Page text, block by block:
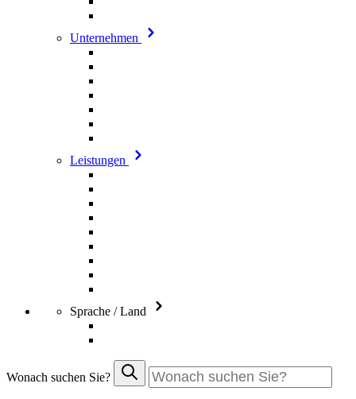
Unternehmen
Leistungen
Sprache / Land
Wonach suchen Sie?